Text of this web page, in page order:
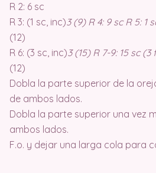
R 2: 6 sc
R 3: (1 sc, inc)3 (9) R 4: 9 sc R 5: 1
(12)
R 6: (3 sc, inc)3 (15) R 7-9: 15 sc
(12)
Dobla la parte superior de la
de ambos lados.
Dobla la parte superior una vez
ambos lados.
F.o. y dejar una larga cola para